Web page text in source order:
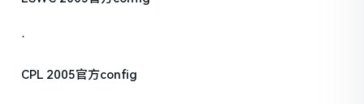
·
CPL 2005官方config